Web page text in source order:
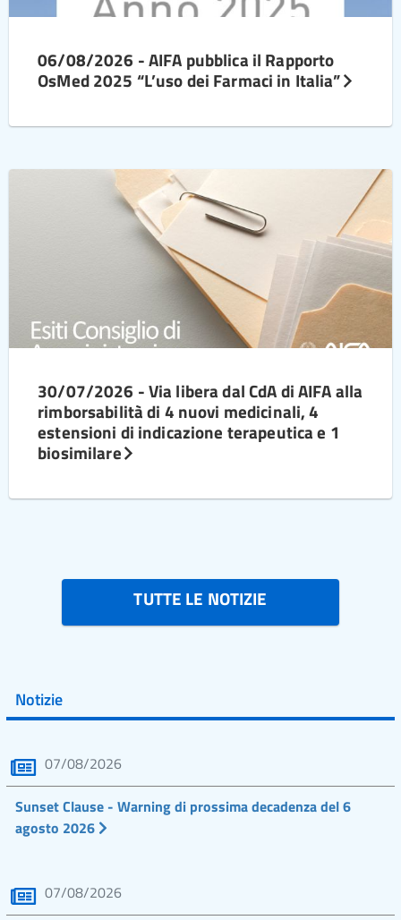
06/08/2026 - AIFA pubblica il Rapporto
OsMed 2025 “L’uso dei Farmaci in Italia”
30/07/2026 - Via libera dal CdA di AIFA alla
rimborsabilità di 4 nuovi medicinali, 4
estensioni di indicazione terapeutica e 1
biosimilare
TUTTE LE NOTIZIE
Notizie
07/08/2026
Sunset Clause - Warning di prossima decadenza del 6
agosto 2026
07/08/2026